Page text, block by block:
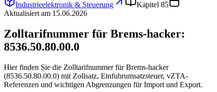
Industrieelektronik & Steuerung
Kapitel 85
Aktualisiert am 15.06.2026
Zolltarifnummer für Brems-hacker:
8536.50.80.00.0
Hier finden Sie die Zolltarifnummer für Brems-hacker
(8536.50.80.00.0) mit Zollsatz, Einfuhrumsatzsteuer, vZTA-
Referenzen und wichtigen Abgrenzungen für Import und Export.